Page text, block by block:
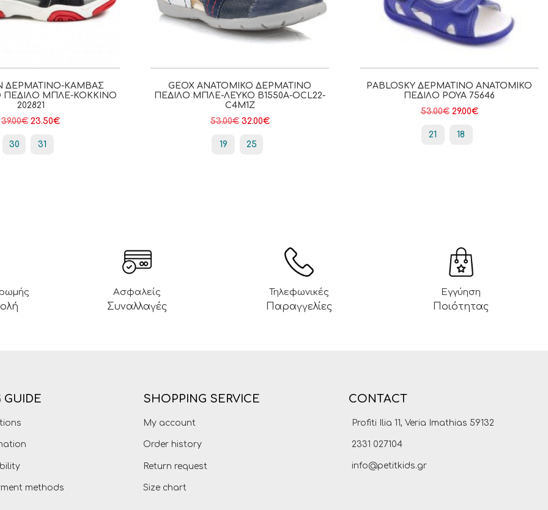
ΔΕΡΜΆΤΙΝΟ-ΚΑΜΒΆΣ
ΠΈΔΙΛΟ ΜΠΛΕ-ΚΌΚΚΙΝΟ
202821
39.00€ 23.50€
30 31
GEOX ΑΝΑΤΟΜΙΚΌ ΔΕΡΜΆΤΙΝΟ
ΠΈΔΙΛΟ ΜΠΛΕ-ΛΕΥΚΌ B1550A-OCL22-
C4M1Z
53.00€ 32.00€
19 25
PABLOSKY ΔΕΡΜΆΤΙΝΟ ΑΝΑΤΟΜΙΚΌ
ΠΈΔΙΛΟ ΡΟΥΆ 75646
53.00€ 29.00€
21 18
Ασφαλείς
Συναλλαγές
Τηλεφωνικές
Παραγγελίες
Εγγύηση
Ποιότητας
GUIDE
methods
SHOPPING SERVICE
My account
Order history
Return request
Size chart
CONTACT
Profiti Ilia 11, Veria Imathias 59132
2331 027104
info@petitkids.gr